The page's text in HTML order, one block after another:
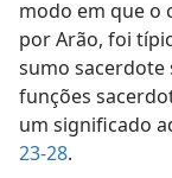
modo em que o
por Arão, foi
sumo sacerdote
funções
um significado
23-28.